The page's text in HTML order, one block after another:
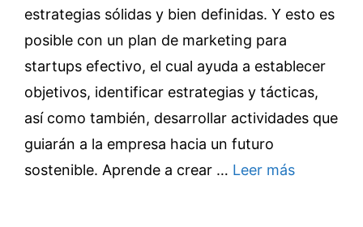
estrategias sólidas y bien definidas. Y esto es
posible con un plan de marketing para
startups efectivo, el cual ayuda a establecer
objetivos, identificar estrategias y tácticas,
así como también, desarrollar actividades que
guiarán a la empresa hacia un futuro
sostenible. Aprende a crear … Leer más